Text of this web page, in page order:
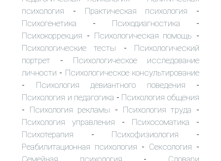
психология - Практическая психология -
Психогенетика - Психодиагностика -
Психокоррекция - Психологическая помощь -
Психологические тесты - Психологический
портрет - Психологическое исследование
личности - Психологическое консультирование
- Психология девиантного поведения -
Психология и педагогика - Психология общения
- Психология рекламы - Психология труда -
Психология управления - Психосоматика -
Психотерапия - Психофизиология -
Реабилитационная психология - Сексология -
Семейная психология
Словари